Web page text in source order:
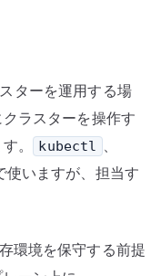
ターを運用する場
ラスターを操作す
。
kubectl 、
使いますが、担当す
環境を保守する前提